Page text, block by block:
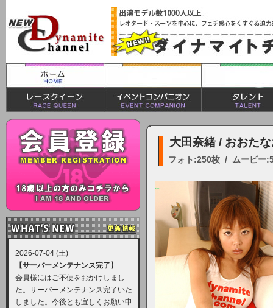
2026-07-04 (土)
【サーバーメンテナンス完了】
会員様にはご不便をおかけしまし
た。サーバーメンテナンス完了いた
しました。今後とも宜しくお願い申
大田奈緒 / おおた
フォト:250枚 / ムービー